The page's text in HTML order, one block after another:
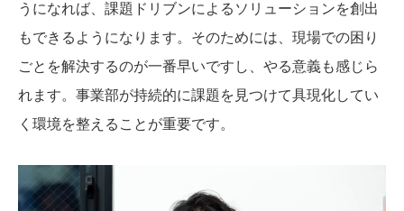
うになれば、課題ドリブンによるソリューションを創出
もできるようになります。そのためには、現場での困り
ごとを解決するのが一番早いですし、やる意義も感じら
れます。事業部が持続的に課題を見つけて具現化してい
く環境を整えることが重要です。